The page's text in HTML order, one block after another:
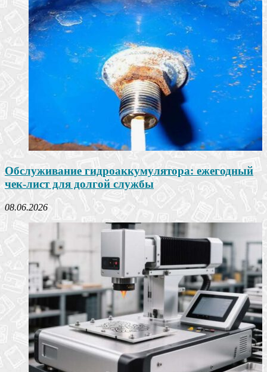
Обслуживание гидроаккумулятора: ежегодный
чек-лист для долгой службы
08.06.2026